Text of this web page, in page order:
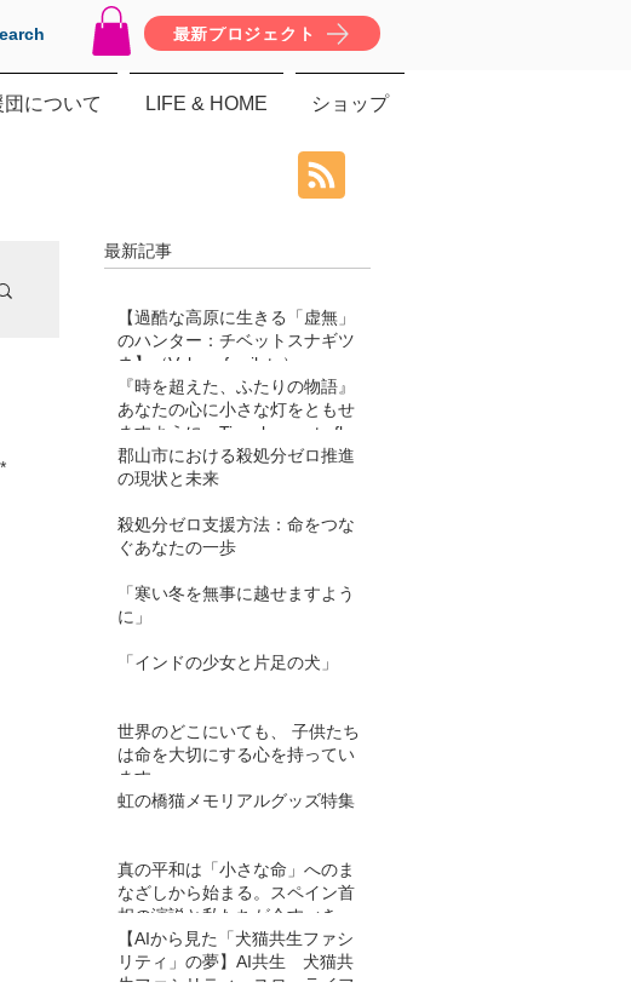
最新プロジェクト
について LIFE & HOME ショップ
最新記事
【過酷な高原に生きる「虚無」
のハンター：チベットスナギツ
ネ】（Vulpes ferrilata）
『時を超えた、ふたりの物語』
あなたの心に小さな灯をともせ
ますように。Time began to flow
again
郡山市における殺処分ゼロ推進
の現状と未来
殺処分ゼロ支援方法：命をつな
ぐあなたの一歩
「寒い冬を無事に越せますよう
に」
「インドの少女と片足の犬」
世界のどこにいても、 子供たち
は命を大切にする心を持ってい
ます。
虹の橋猫メモリアルグッズ特集
真の平和は「小さな命」へのま
なざしから始まる。スペイン首
相の演説と私たちが今すべきこ
と【AIから見た「犬猫共生ファシ
リティ」の夢】AI共生 犬猫共
生ファシリティ スローライフ